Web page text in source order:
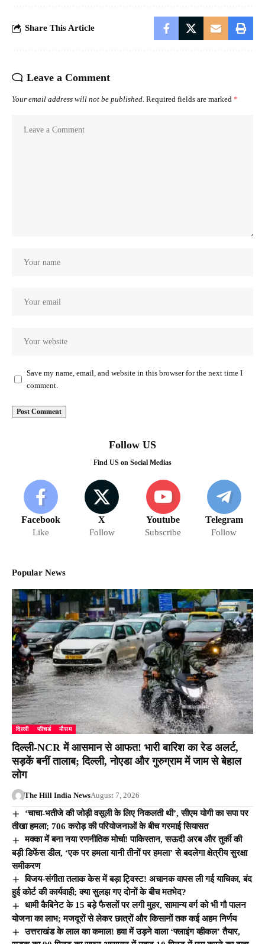
Share This Article
Leave a Comment
Your email address will not be published. Required fields are marked *
Save my name, email, and website in this browser for the next time I
comment.
Follow US
Find US on Social Medias
Facebook
Like
X
Follow
Youtube
Subscribe
Telegram
Follow
Popular News
दिल्ली फीचर्ड मौसम
दिल्ली-NCR में आसमान से आफत! भारी बारिश का रेड अलर्ट,
सड़कें बनीं तालाब; दिल्ली, नोएडा और गुरुग्राम में जाम से बेहाल
लोग
The Hill India NewsAugust 7, 2026
‘चाचा-भतीजे की जोड़ी वसूली के लिए निकलती थी’, सीएम योगी का सपा पर
तीखा हमला; 706 करोड़ की परियोजनाओं के बीच गरमाई सियासत
मक्का में बना नया रणनीतिक मोर्चा! पाकिस्तान, सऊदी अरब और तुर्की की
बड़ी डिफेंस डील, ‘एक पर हमला यानी तीनों पर हमला’ से बदलेगा क्षेत्रीय सुरक्षा
समीकरण
विजय-संगीता तलाक केस में बड़ा ट्विस्ट! अचानक वापस ली गई याचिका, बंद
हुई कोर्ट की कार्यवाही; क्या सुलझ गए दोनों के बीच मतभेद?
धामी कैबिनेट के 15 बड़े फैसलों पर लगी मुहर, सामान्य वर्ग को भी गौ पालन
योजना का लाभ; मजदूरों से लेकर छात्रों और किसानों तक कई अहम निर्णय
उत्तराखंड के लाल का कमाल! हवा में उड़ने वाला ‘फ्लाइंग व्हीकल’ तैयार,